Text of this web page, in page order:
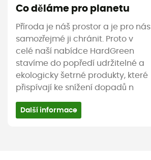
Co děláme pro planetu
Příroda je náš prostor a je pro nás
samozřejmé ji chránit. Proto v
celé naší nabídce HardGreen
stavíme do popředí udržitelné a
ekologicky šetrné produkty, které
přispívají ke snížení dopadů n
Další informace